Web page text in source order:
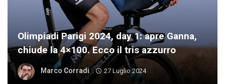
Olimpiadi Parigi 2024, day 1: apre Ganna,
chiude la 4×100. Ecco il tris azzurro
Marco Corradi 27 Luglio 2024